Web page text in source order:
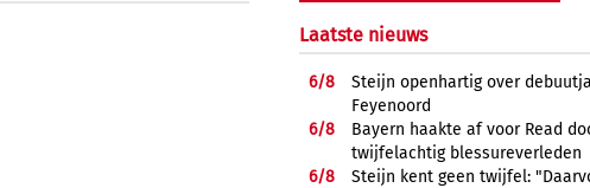
Laatste nieuws
6/8
Steijn openhartig over
Feyenoord
6/8
Bayern haakte af voor Read
twijfelachtig blessureverleden
6/8
Steijn kent geen twijfel: